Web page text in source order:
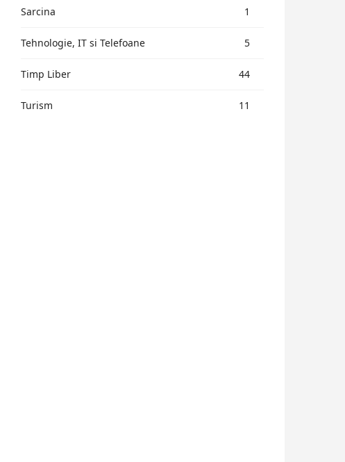
Sarcina 1
Tehnologie, IT si Telefoane 5
Timp Liber 44
Turism 11